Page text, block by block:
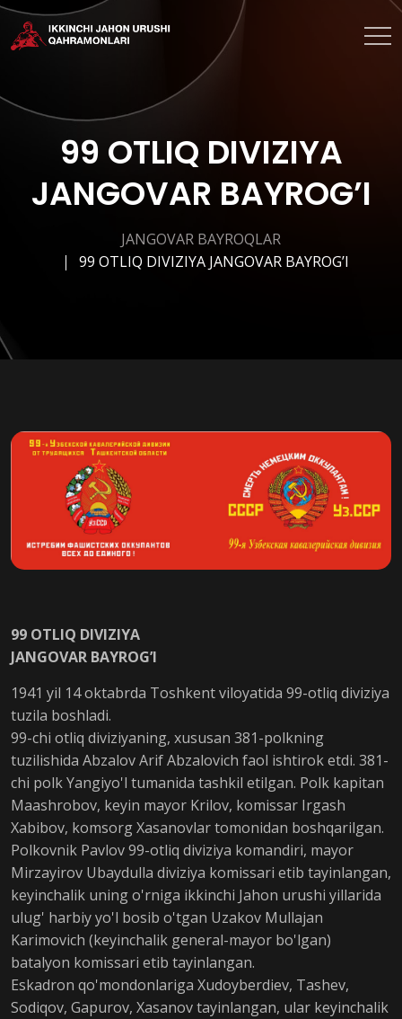
99 OTLIQ DIVIZIYA
JANGOVAR BAYROG’I
JANGOVAR BAYROQLAR
99 OTLIQ DIVIZIYA JANGOVAR BAYROG’I
99 OTLIQ DIVIZIYA
JANGOVAR BAYROG’I
1941 yil 14 oktabrda Toshkent viloyatida 99-otliq diviziya
tuzila boshladi.
99-chi otliq diviziyaning, xususan 381-polkning
tuzilishida Abzalov Arif Abzalovich faol ishtirok etdi. 381-
chi polk Yangiyo'l tumanida tashkil etilgan. Polk kapitan
Maashrobov, keyin mayor Krilov, komissar Irgash
Xabibov, komsorg Xasanovlar tomonidan boshqarilgan.
Polkovnik Pavlov 99-otliq diviziya komandiri, mayor
Mirzayirov Ubaydulla diviziya komissari etib tayinlangan,
keyinchalik uning o'rniga ikkinchi Jahon urushi yillarida
ulug' harbiy yo'l bosib o'tgan Uzakov Mullajan
Karimovich (keyinchalik general-mayor bo'lgan)
batalyon komissari etib tayinlangan.
Eskadron qo'mondonlariga Xudoyberdiev, Tashev,
Sodiqov, Gapurov, Xasanov tayinlangan, ular keyinchalik